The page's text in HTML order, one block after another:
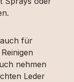
für
nehmen
Leder